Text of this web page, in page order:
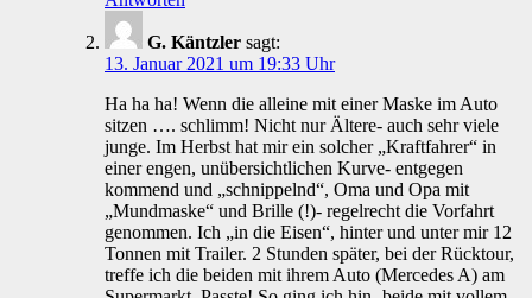
G. Käntzler sagt:
13. Januar 2021 um 19:33 Uhr
Ha ha ha! Wenn die alleine mit einer Maske im Auto
sitzen …. schlimm! Nicht nur Ältere- auch sehr viele
junge. Im Herbst hat mir ein solcher „Kraftfahrer“ in
einer engen, unübersichtlichen Kurve- entgegen
kommend und „schnippelnd“, Oma und Opa mit
„Mundmaske“ und Brille (!)- regelrecht die Vorfahrt
genommen. Ich „in die Eisen“, hinter und unter mir 12
Tonnen mit Trailer. 2 Stunden später, bei der Rücktour,
treffe ich die beiden mit ihrem Auto (Mercedes A) am